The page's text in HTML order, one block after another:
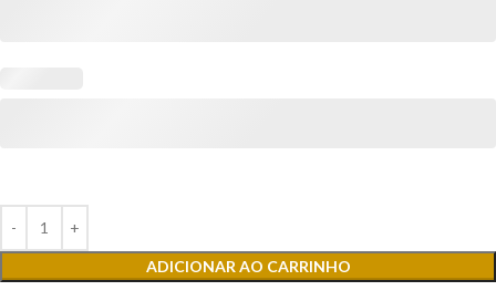
ADICIONAR AO CARRINHO